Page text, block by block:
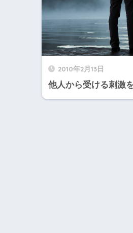
2010年2月13日
他人から受ける刺激